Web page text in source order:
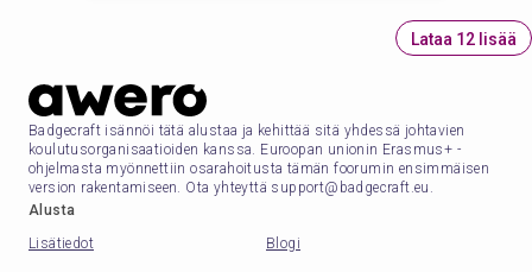
Lataa 12 lisää
Badgecraft isännöi tätä alustaa ja kehittää sitä yhdessä johtavien
koulutusorganisaatioiden kanssa. Euroopan unionin Erasmus+ -
ohjelmasta myönnettiin osarahoitusta tämän foorumin ensimmäisen
version rakentamiseen. Ota yhteyttä support@badgecraft.eu.
Alusta
Lisätiedot
Blogi